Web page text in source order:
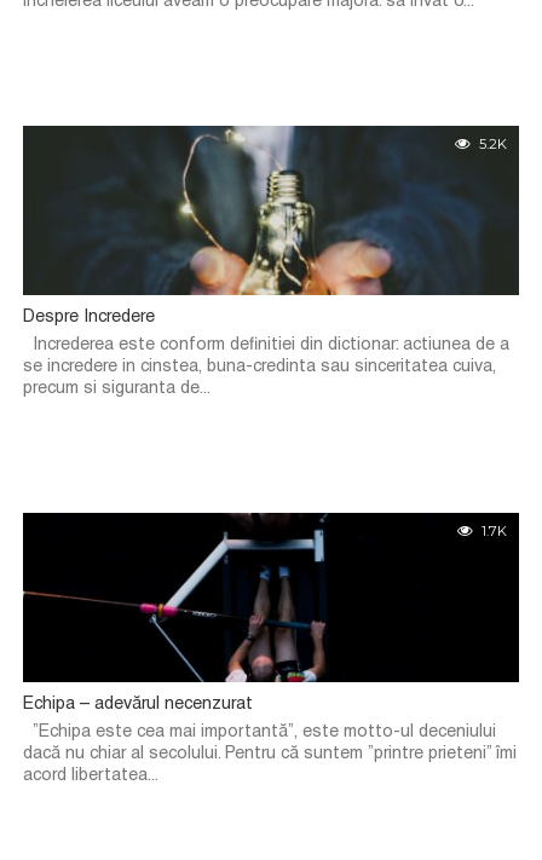
5.2K
Despre Incredere
Increderea este conform definitiei din dictionar: actiunea de a
se incredere in cinstea, buna-credinta sau sinceritatea cuiva,
precum si siguranta de...
1.7K
Echipa – adevărul necenzurat
”Echipa este cea mai importantă”, este motto-ul deceniului
dacă nu chiar al secolului. Pentru că suntem ”printre prieteni” îmi
acord libertatea...